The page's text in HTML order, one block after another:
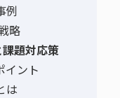
例
略
題対応策
イント
は